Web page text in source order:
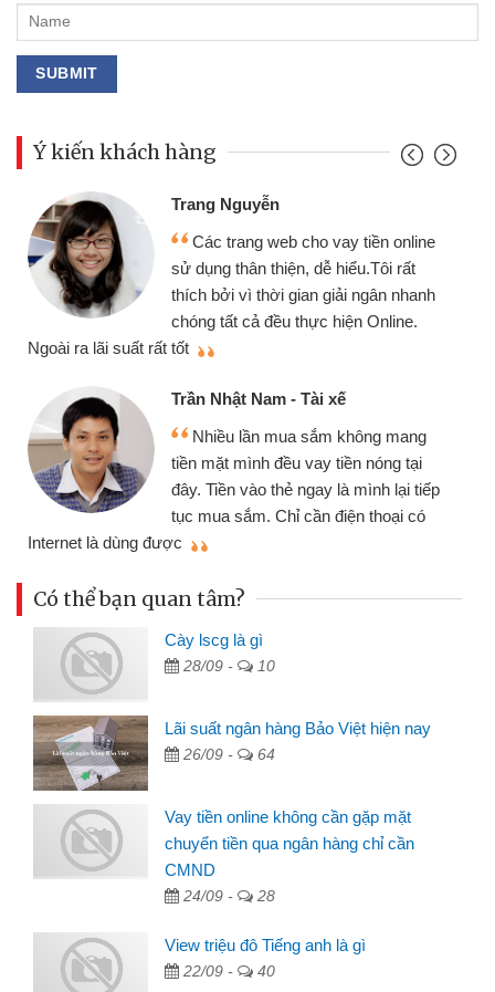
Ý kiến khách hàng
online
rất
nhanh
mang
tại
lại tiếp
Đoàn Hữu Cảnh
Mình cần tiền gấp nên định
chiếc xe wave nhưng thật may đã
gói vay tiền bằng CMND online
cần gặp mặt nên rất tiện lợi, sẽ giới
thiệu cho bạn bè biết
Cấn Văn Lực - Tạp hóa
Tôi kinh doanh buôn bán nhỏ lẻ
nhiều lúc cần vốn nhập hàng, nhờ
đến website qua bạn bè giới thiệu
đã giải quyết được công việc của
Có thể bạn quan tâm?
Cày lscg là gì
28/09 - 10
Lãi suất ngân hàng Bảo Việt hiện nay
26/09 - 64
Vay tiền online không cần gặp mặt
chuyển tiền qua ngân hàng chỉ cần
CMND
24/09 - 28
View triệu đô Tiếng anh là gì
22/09 - 40